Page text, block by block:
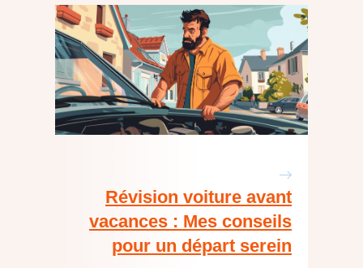
Révision voiture avant
vacances : Mes conseils
pour un départ serein